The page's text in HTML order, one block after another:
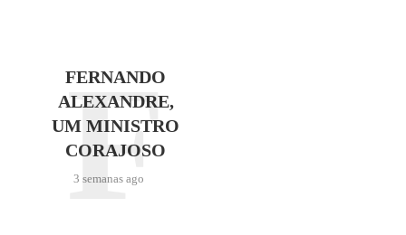
FERNANDO
ALEXANDRE,
UM MINISTRO
CORAJOSO
3 semanas ago
F